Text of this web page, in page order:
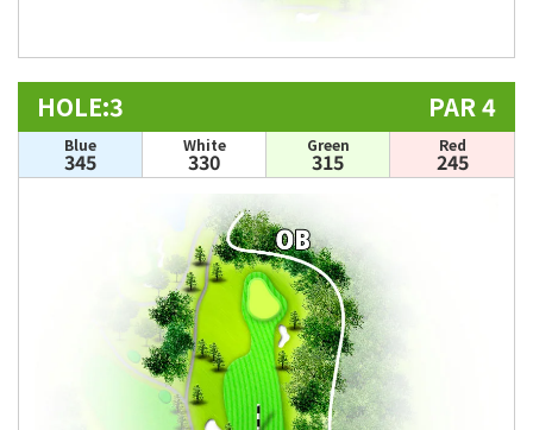
HOLE:3 PAR 4
Blue
345
White
330
Green
315
Red
245